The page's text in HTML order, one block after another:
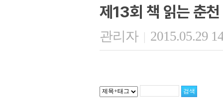
제13회 책 읽는 춘천
관리자 | 2015.05.29